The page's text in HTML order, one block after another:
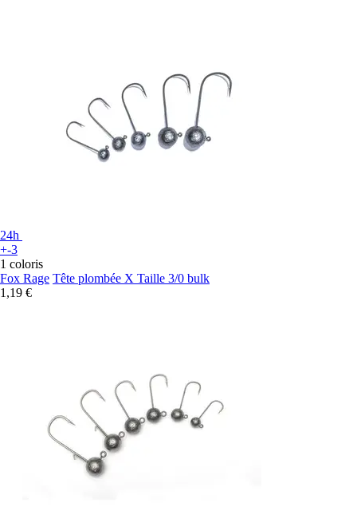
24h
+-3
1 coloris
Fox Rage Tête plombée X Taille 3/0 bulk
1,19 €